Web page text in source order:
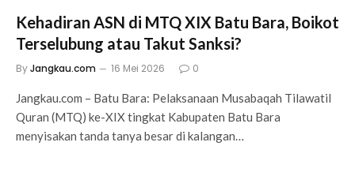
Kehadiran ASN di MTQ XIX Batu Bara, Boikot
Terselubung atau Takut Sanksi?
ByJangkau.com 16 Mei 2026 0
Jangkau.com – Batu Bara: Pelaksanaan Musabaqah Tilawatil
Quran (MTQ) ke-XIX tingkat Kabupaten Batu Bara
menyisakan tanda tanya besar di kalangan…